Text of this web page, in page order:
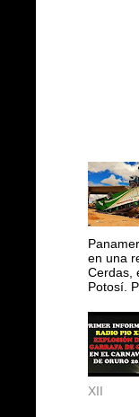
en una
Cerdas,
Potosí.
XII